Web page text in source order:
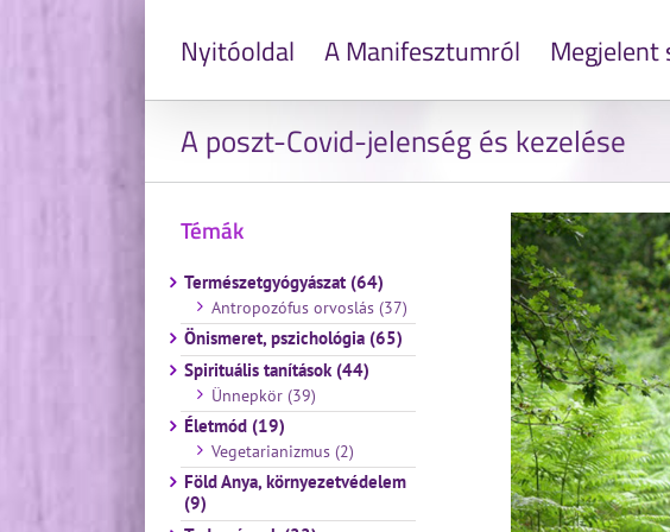
Nyitóoldal A Manifesztumról Megjelent
A poszt-Covid-jelenség és kezelése
Témák
Természetgyógyászat (64)
Antropozófus orvoslás (37)
Önismeret, pszichológia (65)
Spirituális tanítások (44)
Ünnepkör (39)
Életmód (19)
Vegetarianizmus (2)
Föld Anya, környezetvédelem
(9)